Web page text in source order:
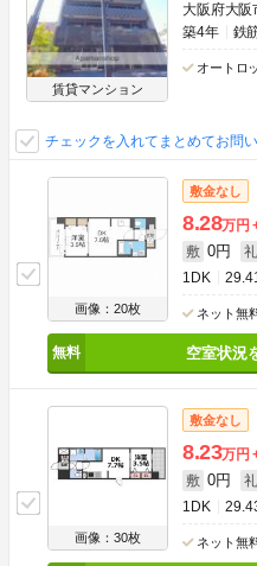
賃貸マンション
大阪府大阪
築4年
鉄
オートロ
チェックを入れてまとめてお問
画像：20枚
敷金なし
8.28万円
敷 0円 礼
1DK
ネット無
空室状況
画像：30枚
敷金なし
8.23万円
敷 0円 礼
1DK
ネット無